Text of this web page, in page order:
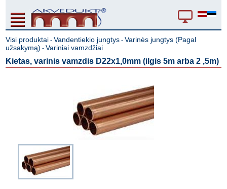
Visi produktai -Vandentiekio jungtys -Varinės jungtys (Pagal
užsakymą) -Variniai vamzdžiai
Kietas, varinis vamzdis D22x1,0mm (ilgis 5m arba 2 ,5m)